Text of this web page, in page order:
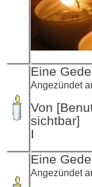
Eine
Angezündet
Von
sichtbar]
I
Eine
Angezündet